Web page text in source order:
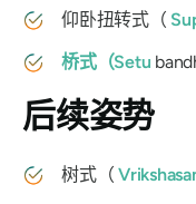
仰卧扭转式（
桥式（Setu
后续姿势
树式（